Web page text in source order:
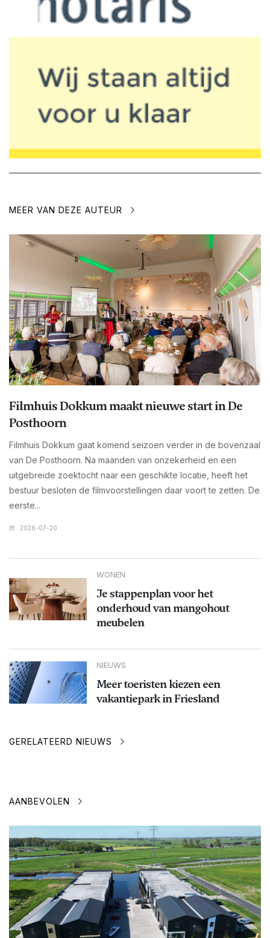
MEER VAN DEZE AUTEUR
Filmhuis Dokkum maakt nieuwe start in De
Posthoorn
Filmhuis Dokkum gaat komend seizoen verder in de bovenzaal
van De Posthoorn. Na maanden van onzekerheid en een
uitgebreide zoektocht naar een geschikte locatie, heeft het
bestuur besloten de filmvoorstellingen daar voort te zetten. De
eerste...
2026-07-20
WONEN
Je stappenplan voor het
onderhoud van mangohout
meubelen
NIEUWS
Meer toeristen kiezen een
vakantiepark in Friesland
GERELATEERD NIEUWS
AANBEVOLEN